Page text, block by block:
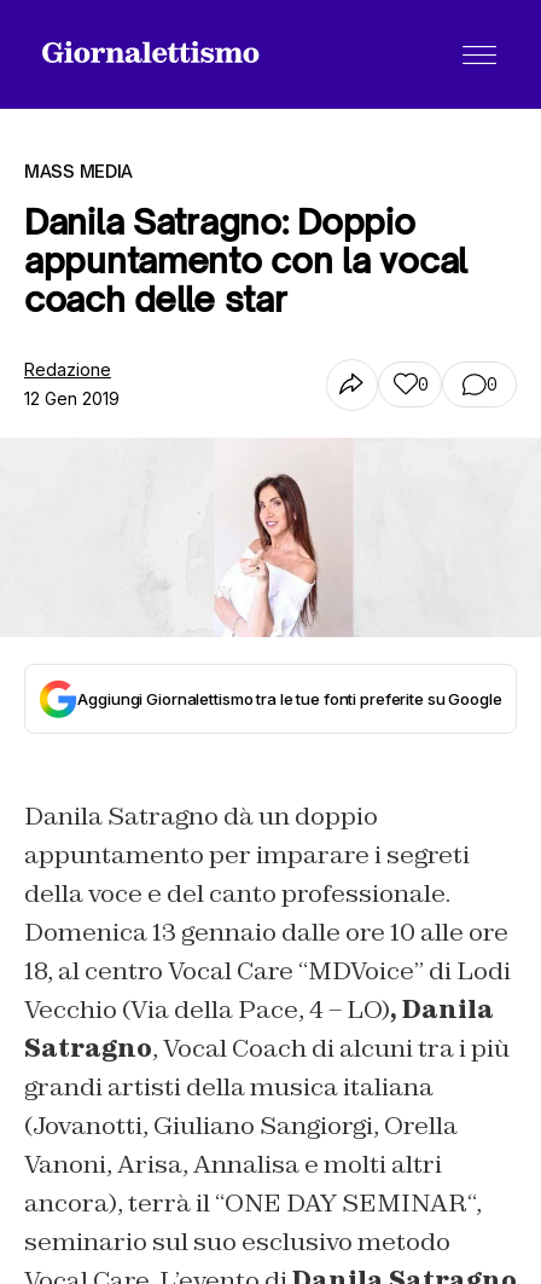
Tutti gli articoli
Chi siamo
MASS MEDIA
Danila Satragno: Doppio
appuntamento con la vocal
coach delle star
Redazione
12 Gen 2019
0 0
Aggiungi Giornalettismo tra le tue fonti preferite su Google
Danila Satragno dà un doppio
appuntamento per imparare i segreti
della voce e del canto professionale.
Domenica 13 gennaio dalle ore 10 alle ore
18, al centro Vocal Care “MDVoice” di Lodi
Vecchio (Via della Pace, 4 – LO), Danila
Satragno, Vocal Coach di alcuni tra i più
grandi artisti della musica italiana
(Jovanotti, Giuliano Sangiorgi, Orella
Vanoni, Arisa, Annalisa e molti altri
ancora), terrà il “ONE DAY SEMINAR“,
seminario sul suo esclusivo metodo